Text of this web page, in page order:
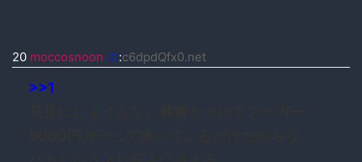
20 moccosnoon ID:c6dpdQfx0.net
>>1